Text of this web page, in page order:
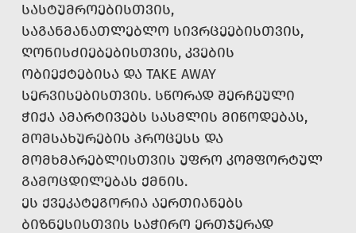
ᲡᲐᲡᲢᲣᲛᲠᲝᲔᲑᲘᲡᲗᲕᲘᲡ,
ᲡᲐᲒᲐᲜᲛᲐᲜᲐᲗᲚᲔᲑᲚᲝ ᲡᲘᲕᲠᲪᲔᲔᲑᲘᲡᲗᲕᲘᲡ,
ᲦᲝᲜᲘᲡᲫᲘᲔᲑᲔᲑᲘᲡᲗᲕᲘᲡ, ᲙᲕᲔᲑᲘᲡ
ᲝᲑᲘᲔᲥᲢᲔᲑᲘᲡᲐ ᲓᲐ TAKE AWAY
ᲡᲔᲠᲕᲘᲡᲔᲑᲘᲡᲗᲕᲘᲡ. ᲡᲬᲝᲠᲐᲓ ᲨᲔᲠᲩᲔᲣᲚᲘ
ᲭᲘᲥᲐ ᲐᲛᲐᲠᲢᲘᲕᲔᲑᲡ ᲡᲐᲡᲛᲚᲘᲡ ᲛᲘᲬᲝᲓᲔᲑᲐᲡ,
ᲛᲝᲛᲡᲐᲮᲣᲠᲔᲑᲘᲡ ᲞᲠᲝᲪᲔᲡᲡ ᲓᲐ
ᲛᲝᲛᲮᲛᲐᲠᲔᲑᲚᲘᲡᲗᲕᲘᲡ ᲣᲤᲠᲝ ᲙᲝᲛᲤᲝᲠᲢᲣᲚ
ᲒᲐᲛᲝᲪᲓᲘᲚᲔᲑᲐᲡ ᲥᲛᲜᲘᲡ.
ᲔᲡ ᲥᲕᲔᲙᲐᲢᲔᲒᲝᲠᲘᲐ ᲐᲔᲠᲗᲘᲐᲜᲔᲑᲡ
ᲑᲘᲖᲜᲔᲡᲘᲡᲗᲕᲘᲡ ᲡᲐᲭᲘᲠᲝ ᲔᲠᲗᲯᲔᲠᲐᲓ